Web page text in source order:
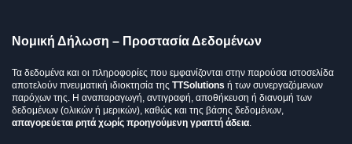
Νομική Δήλωση – Προστασία Δεδομένων
Τα δεδομένα και οι πληροφορίες που εμφανίζονται στην παρούσα ιστοσελίδα
αποτελούν πνευματική ιδιοκτησία της TTSolutions ή των συνεργαζόμενων
παρόχων της. Η αναπαραγωγή, αντιγραφή, αποθήκευση ή διανομή των
δεδομένων (ολικών ή μερικών), καθώς και της βάσης δεδομένων,
απαγορεύεται ρητά χωρίς προηγούμενη γραπτή άδεια